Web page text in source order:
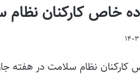
خاص کارکنان
کارکنان نظام سلامت در هفته